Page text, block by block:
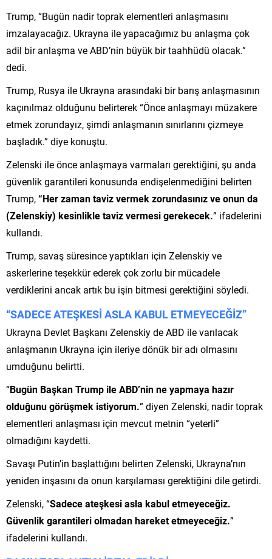
Trump, “Bugün nadir toprak elementleri anlaşmasını
imzalayacağız. Ukrayna ile yapacağımız bu anlaşma çok
adil bir anlaşma ve ABD’nin büyük bir taahhüdü olacak.”
dedi.
Trump, Rusya ile Ukrayna arasındaki bir barış anlaşmasının
kaçınılmaz olduğunu belirterek “Önce anlaşmayı müzakere
etmek zorundayız, şimdi anlaşmanın sınırlarını çizmeye
başladık.” diye konuştu.
Zelenski ile önce anlaşmaya varmaları gerektiğini, şu anda
güvenlik garantileri konusunda endişelenmediğini belirten
Trump,“Her zaman taviz vermek zorundasınız ve onun da
(Zelenskiy) kesinlikle taviz vermesi gerekecek.” ifadelerini
kullandı.
Trump, savaş süresince yaptıkları için Zelenskiy ve
askerlerine teşekkür ederek çok zorlu bir mücadele
verdiklerini ancak artık bu işin bitmesi gerektiğini söyledi.
“SADECE ATEŞKESİ ASLA KABUL ETMEYECEĞİZ”
Ukrayna Devlet Başkanı Zelenskiy de ABD ile varılacak
anlaşmanın Ukrayna için ileriye dönük bir adı olmasını
umduğunu belirtti.
“Bugün Başkan Trump ile ABD’nin ne yapmaya hazır
olduğunu görüşmek istiyorum.” diyen Zelenski, nadir toprak
elementleri anlaşması için mevcut metnin “yeterli”
olmadığını kaydetti.
Savaşı Putin’in başlattığını belirten Zelenski, Ukrayna’nın
yeniden inşasını da onun karşılaması gerektiğini dile getirdi.
Zelenski, “Sadece ateşkesi asla kabul etmeyeceğiz.
Güvenlik garantileri olmadan hareket etmeyeceğiz.”
ifadelerini kullandı.